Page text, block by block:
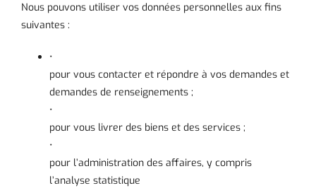
Nous pouvons utiliser vos données personnelles aux fins
suivantes :
•
pour vous contacter et répondre à vos demandes et
demandes de renseignements ;
•
pour vous livrer des biens et des services ;
•
pour l’administration des affaires, y compris
l’analyse statistique